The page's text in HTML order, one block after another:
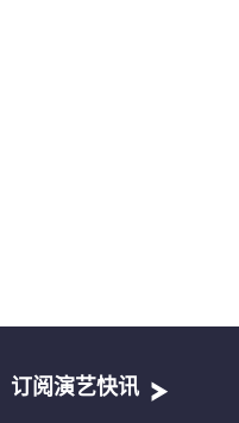
订阅演艺快讯